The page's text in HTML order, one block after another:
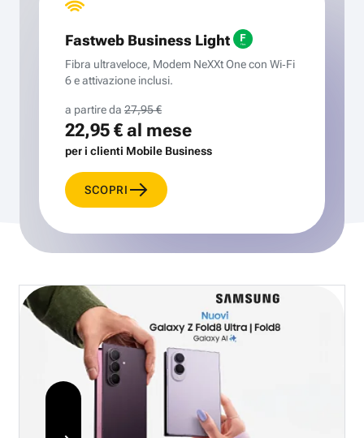
Fastweb Business Light
Fibra ultraveloce, Modem NeXXt One con Wi‑Fi
6 e attivazione inclusi.
a partire da 27,95 €
22,95 €al mese
per i clienti Mobile Business
SCOPRI